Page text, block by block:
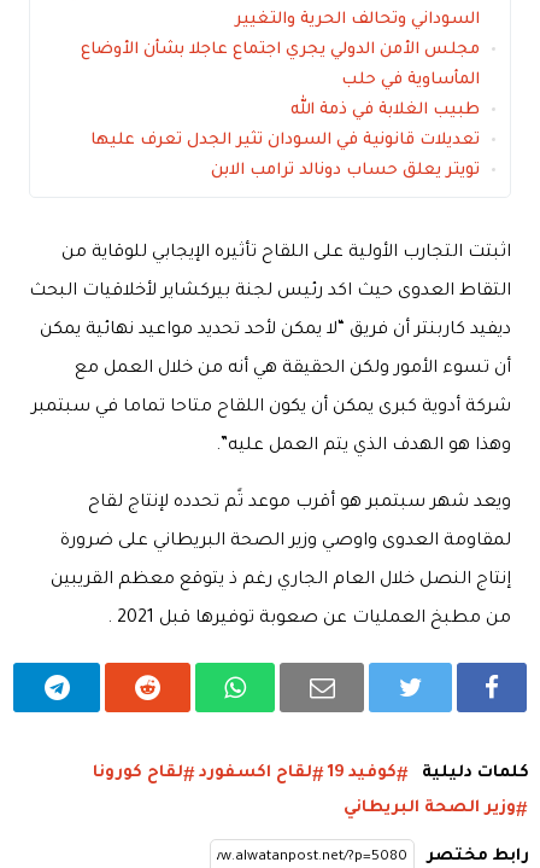
السوداني وتحالف الحرية والتغيير
مجلس الأمن الدولي يجري اجتماع عاجلا بشأن الأوضاع
المأساوية في حلب
طبيب الغلابة في ذمة الله
تعديلات قانونية في السودان تثير الجدل تعرف عليها
تويتر يعلق حساب دونالد ترامب الابن
اثبتت التجارب الأولية على اللقاح تأثيره الإيجابي للوقاية من
التقاط العدوى حيث اكد رئيس لجنة بيركشاير لأخلاقيات البحث
ديفيد كاربنتر أن فريق “لا يمكن لأحد تحديد مواعيد نهائية يمكن
أن تسوء الأمور ولكن الحقيقة هي أنه من خلال العمل مع
شركة أدوية كبرى يمكن أن يكون اللقاح متاحا تماما في سبتمبر
وهذا هو الهدف الذي يتم العمل عليه”.
ويعد شهر سبتمبر هو أقرب موعد تًم تحدده لإنتاج لقاح
لمقاومة العدوى واوصي وزير الصحة البريطاني على ضرورة
إنتاج النصل خلال العام الجاري رغم ذ يتوقع معظم القريبين
من مطبخ العمليات عن صعوبة توفيرها قبل 2021 .
كلمات دليلية كوفيد 19 لقاح اكسفورد
لقاح كورونا
وزير الصحة البريطاني
رابط مختصر